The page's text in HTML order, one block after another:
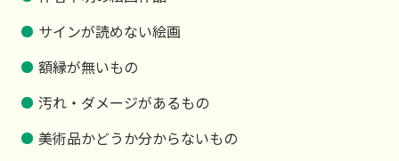
サインが読めない絵画
額縁が無いもの
汚れ・ダメージがあるもの
美術品かどうか分からないもの